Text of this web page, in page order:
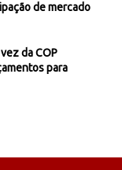
de mercado
da COP
para